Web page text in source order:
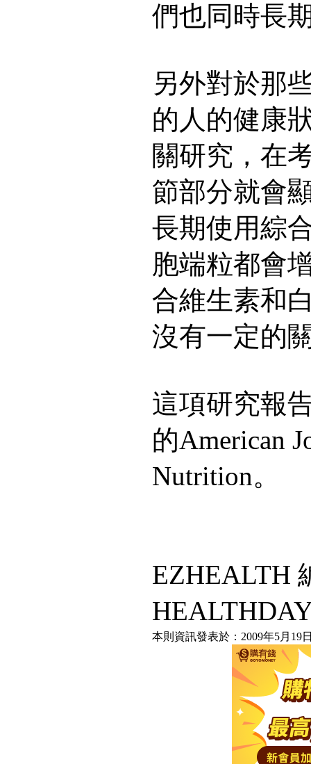
們也同時長
另外對於那
的人的健康
關研究，在
節部分就會
長期使用綜
胞端粒都會
合維生素和
沒有一定的
這項研究報
的American
Nutrition。
EZHEALTH
本則資訊發表於：2009年5月19